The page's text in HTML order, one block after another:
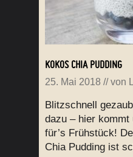
KOKOS CHIA PUDDING
25. Mai 2018 // von
Blitzschnell
dazu – hier kommt
für’s Frühstück!
Chia Pudding ist